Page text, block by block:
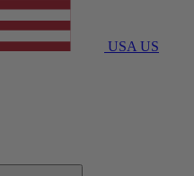
USA US